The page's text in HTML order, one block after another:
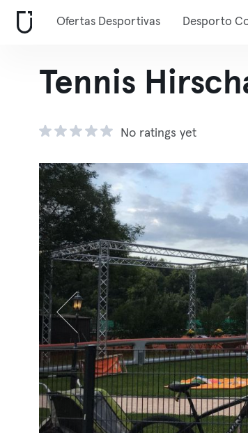
Ofertas Desportivas Desporto
Tennis
No ratings yet